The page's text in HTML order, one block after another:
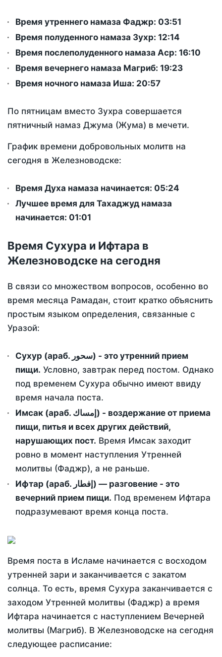
Время утреннего намаза Фаджр: 03:51
Время полуденного намаза Зухр: 12:14
Время послеполуденного намаза Аср: 16:10
Время вечернего намаза Магриб: 19:23
Время ночного намаза Иша: 20:57
По пятницам вместо Зухра совершается
пятничный намаз Джума (Жума) в мечети.
График времени добровольных молитв на
сегодня в Железноводске:
Время Духа намаза начинается: 05:24
Лучшее время для Тахаджуд намаза
начинается: 01:01
Время Сухура и Ифтара в
Железноводске на сегодня
В связи со множеством вопросов, особенно во
время месяца Рамадан, стоит кратко объяснить
простым языком определения, связанные с
Уразой:
Сухур (араб. سحور) - это утренний прием
пищи. Условно, завтрак перед постом. Однако
под временем Сухура обычно имеют ввиду
время начала поста.
Имсак (араб. إمساك) - воздержание от приема
пищи, питья и всех других действий,
нарушающих пост. Время Имсак заходит
ровно в момент наступления Утренней
молитвы (Фаджр), а не раньше.
Ифтар (араб. إفطار) — разговение - это
вечерний прием пищи. Под временем Ифтара
подразумевают время конца поста.
Время поста в Исламе начинается с восходом
утренней зари и заканчивается с закатом
солнца. То есть, время Сухура заканчивается с
заходом Утренней молитвы (Фаджр) а время
Ифтара начинается с наступлением Вечерней
молитвы (Магриб). В Железноводске на сегодня
следующее расписание: